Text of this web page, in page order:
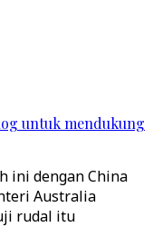
untuk mendukung
ini dengan China
Australia
rudal itu